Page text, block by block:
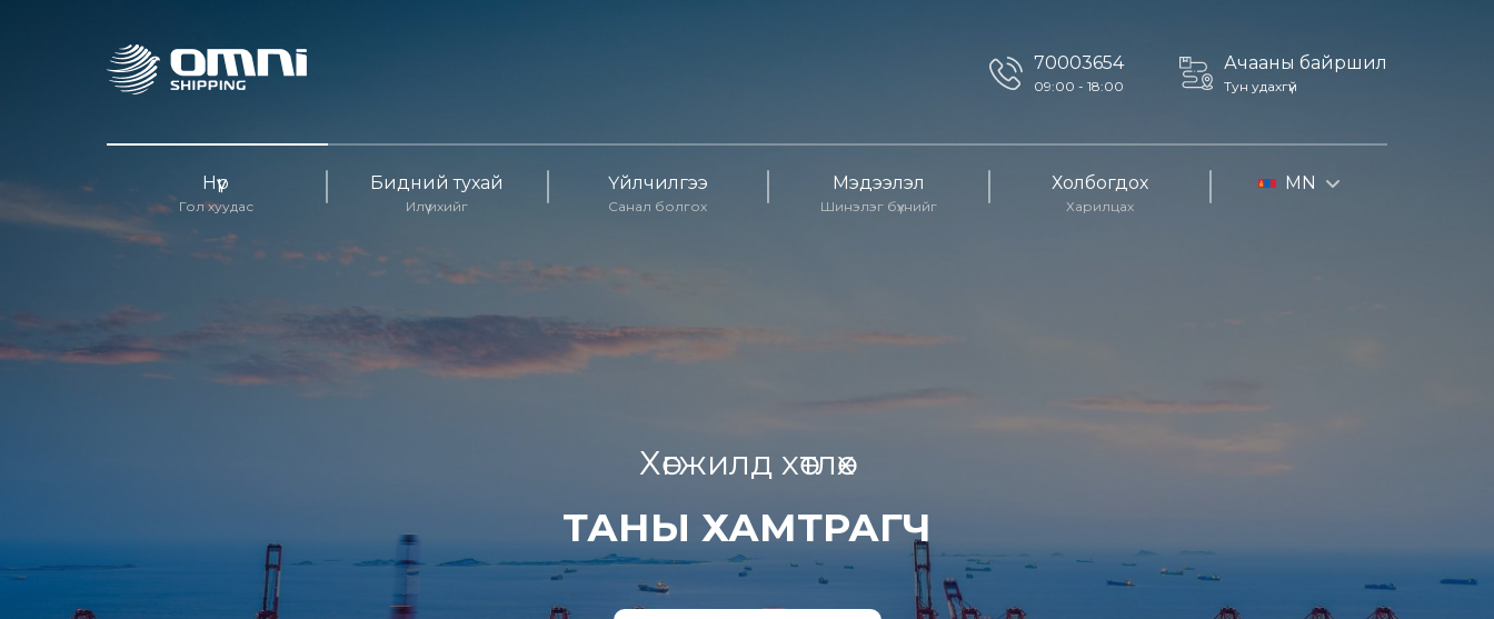
70003654
09:00 - 18:00
Ачааны байршил
Тун удахгүй
Нүүр
Гол хуудас
Бидний тухай
Илүү ихийг
Үйлчилгээ
Санал болгох
Мэдээлэл
Шинэлэг бүхнийг
Холбогдох
Харилцах
MN
Хөгжилд хөтлөх
ТАНЫ ХАМТРАГЧ